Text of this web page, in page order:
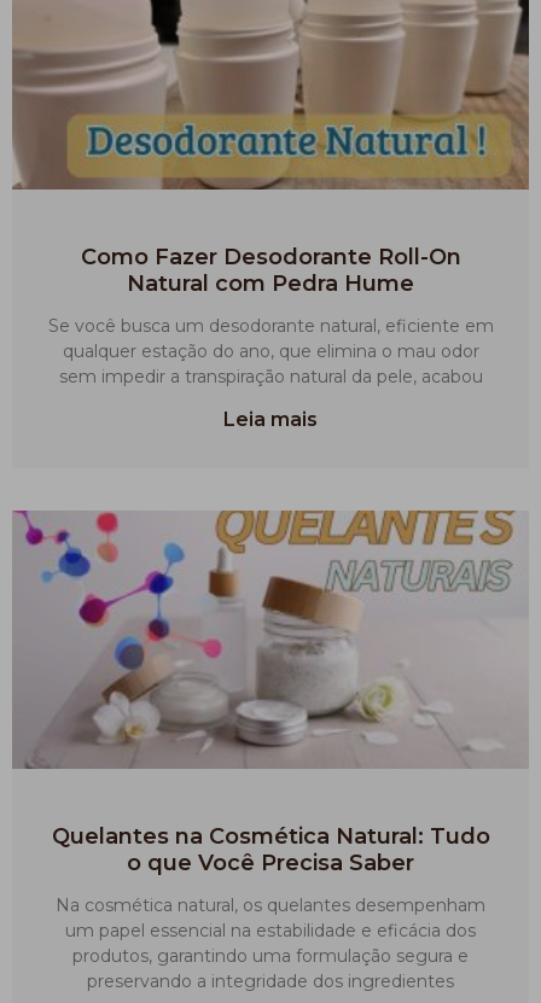
Como Fazer Desodorante Roll-On
Natural com Pedra Hume
Se você busca um desodorante natural, eficiente em
qualquer estação do ano, que elimina o mau odor
sem impedir a transpiração natural da pele, acabou
Leia mais
Quelantes na Cosmética Natural: Tudo
o que Você Precisa Saber
Na cosmética natural, os quelantes desempenham
um papel essencial na estabilidade e eficácia dos
produtos, garantindo uma formulação segura e
preservando a integridade dos ingredientes